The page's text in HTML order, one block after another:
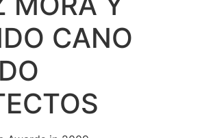
CANO